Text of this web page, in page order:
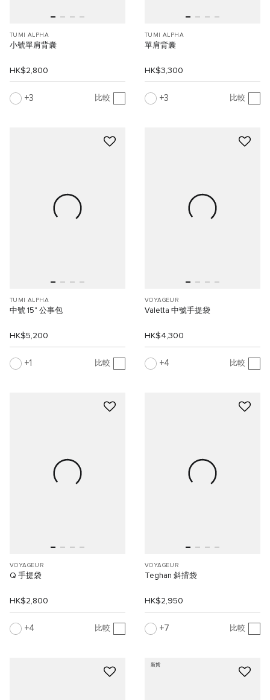
TUMI ALPHA
小號單肩背囊
HK$2,800
3 比較
TUMI ALPHA
單肩背囊
HK$3,300
3 比較
TUMI ALPHA
中號 15" 公事包
HK$5,200
1 比較
VOYAGEUR
Valetta 中號手提袋
HK$4,300
4 比較
VOYAGEUR
Q 手提袋
HK$2,800
4 比較
VOYAGEUR
Teghan 斜揹袋
HK$2,950
7 比較
新貨